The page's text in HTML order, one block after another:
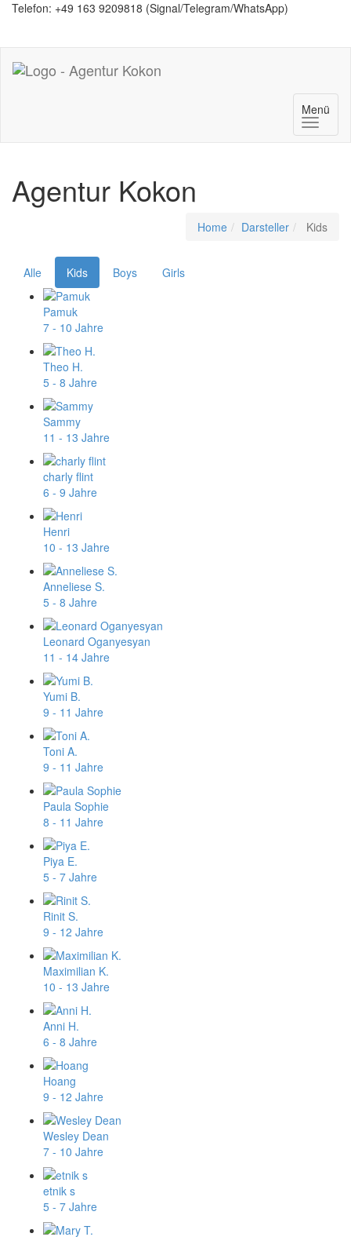
Telefon: +49 163 9209818 (Signal/Telegram/WhatsApp)
Menü
Agentur Kokon
Home Darsteller Kids
Alle Kids Boys Girls
Pamuk
7 - 10 Jahre
Theo H.
5 - 8 Jahre
Sammy
11 - 13 Jahre
charly flint
6 - 9 Jahre
Henri
10 - 13 Jahre
Anneliese S.
5 - 8 Jahre
Leonard Oganyesyan
11 - 14 Jahre
Yumi B.
9 - 11 Jahre
Toni A.
9 - 11 Jahre
Paula Sophie
8 - 11 Jahre
Piya E.
5 - 7 Jahre
Rinit S.
9 - 12 Jahre
Maximilian K.
10 - 13 Jahre
Anni H.
6 - 8 Jahre
Hoang
9 - 12 Jahre
Wesley Dean
7 - 10 Jahre
etnik s
5 - 7 Jahre